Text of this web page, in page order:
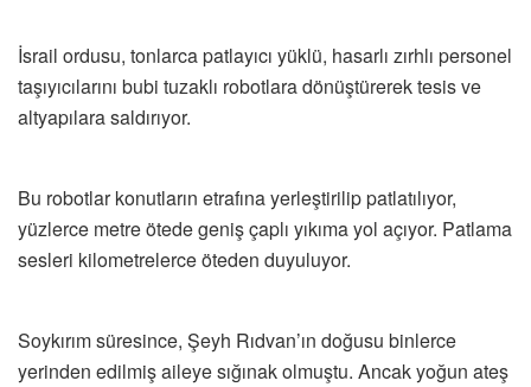
İsrail ordusu, tonlarca patlayıcı yüklü, hasarlı zırhlı personel
taşıyıcılarını bubi tuzaklı robotlara dönüştürerek tesis ve
altyapılara saldırıyor.
Bu robotlar konutların etrafına yerleştirilip patlatılıyor,
yüzlerce metre ötede geniş çaplı yıkıma yol açıyor. Patlama
sesleri kilometrelerce öteden duyuluyor.
Soykırım süresince, Şeyh Rıdvan’ın doğusu binlerce
yerinden edilmiş aileye sığınak olmuştu. Ancak yoğun ateş